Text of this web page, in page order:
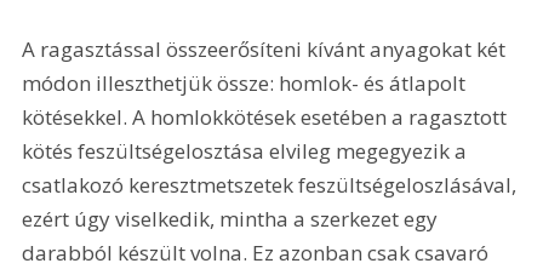
A ragasztással összeerősíteni kívánt anyagokat két
módon illeszthetjük össze: homlok- és átlapolt
kötésekkel. A homlokkötések esetében a ragasztott
kötés feszültségelosztása elvileg megegyezik a
csatlakozó keresztmetszetek feszültségeloszlásával,
ezért úgy viselkedik, mintha a szerkezet egy
darabból készült volna. Ez azonban csak csavaró